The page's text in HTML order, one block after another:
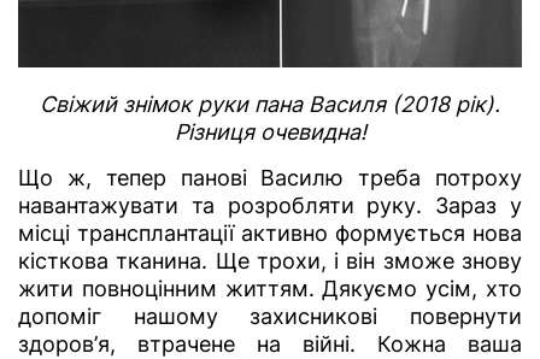
Свіжий знімок руки пана Василя (2018 рік).
Різниця очевидна!
Що ж, тепер панові Василю треба потроху
навантажувати та розробляти руку. Зараз у
місці трансплантації активно формується нова
кісткова тканина. Ще трохи, і він зможе знову
жити повноцінним життям. Дякуємо усім, хто
допоміг нашому захисникові повернути
здоров’я, втрачене на війні. Кожна ваша